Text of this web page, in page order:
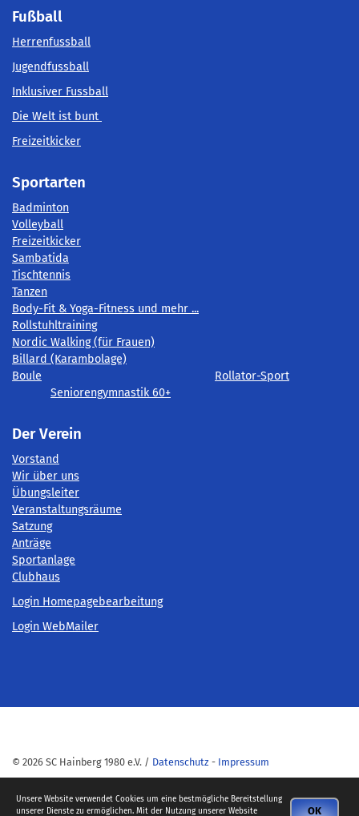
Fußball
Herrenfussball
Jugendfussball
Inklusiver Fussball
Die Welt ist bunt
Freizeitkicker
Sportarten
Badminton
Volleyball
Freizeitkicker
Sambatida
Tischtennis
Tanzen
Body-Fit & Yoga-Fitness und mehr ...
Rollstuhltraining
Nordic Walking (für Frauen)
Billard (Karambolage)
Boule
Rollator-Sport
Seniorengymnastik 60+
Der Verein
Vorstand
Wir über uns
Übungsleiter
Veranstaltungsräume
Satzung
Anträge
Sportanlage
Clubhaus
Login Homepagebearbeitung
Login WebMailer
© 2026 SC Hainberg 1980 e.V. / Datenschutz - Impressum
OK
Unsere Website verwendet Cookies um eine bestmögliche Bereitstellung
unserer Dienste zu ermöglichen. Mit der Nutzung unserer Website